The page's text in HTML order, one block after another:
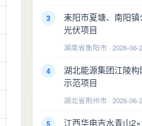
3
耒阳市夏塘、南阳
光伏项目
湖南省衡阳市 · 2026-06-
4
湖北能源集团江陵
示范项目
湖北省荆州市 · 2026-06-
5 江西华电吉水青山